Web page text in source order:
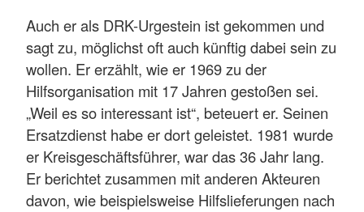
Auch er als DRK-Urgestein ist gekommen und
sagt zu, möglichst oft auch künftig dabei sein zu
wollen. Er erzählt, wie er 1969 zu der
Hilfsorganisation mit 17 Jahren gestoßen sei.
„Weil es so interessant ist“, beteuert er. Seinen
Ersatzdienst habe er dort geleistet. 1981 wurde
er Kreisgeschäftsführer, war das 36 Jahr lang.
Er berichtet zusammen mit anderen Akteuren
davon, wie beispielsweise Hilfslieferungen nach